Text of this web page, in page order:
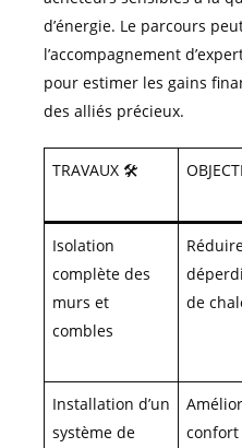
d’énergie. Le parcours
l’accompagnement
pour estimer les gains
des alliés précieux.
TRAVAUX 🛠️
Isolation
complète des
murs et
combles
de
Installation d’un
système de
confort